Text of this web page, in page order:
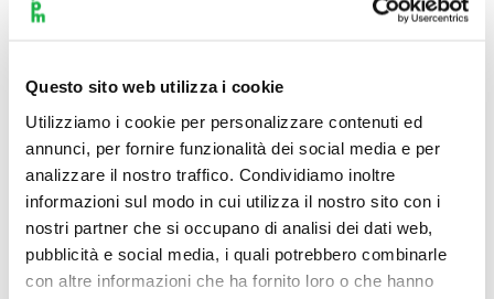
Questo sito web utilizza i cookie
Utilizziamo i cookie per personalizzare contenuti ed
annunci, per fornire funzionalità dei social media e per
analizzare il nostro traffico. Condividiamo inoltre
informazioni sul modo in cui utilizza il nostro sito con i
nostri partner che si occupano di analisi dei dati web,
pubblicità e social media, i quali potrebbero combinarle
con altre informazioni che ha fornito loro o che hanno